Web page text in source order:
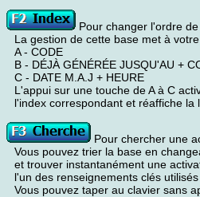
Pour changer l'ordre de
La gestion de cette base met à
A - CODE
B - DÉJÀ GÉNÉRÉE JUSQU'AU +
C - DATE M.A.J + HEURE
L'appui sur une touche de A à C
l'index correspondant et réaffiche la
Pour chercher une
Vous pouvez trier la base en
et trouver instantanément une
l'un des renseignements clés
Vous pouvez taper au clavier sans